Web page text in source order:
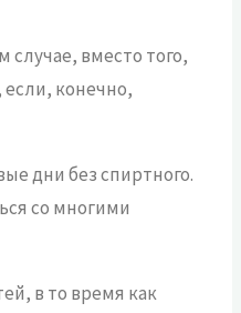
вместо того,
конечно,
дни без спиртного.
со многими
в то время как